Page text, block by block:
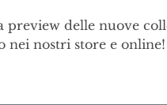
preview delle nuove
nei nostri store e online!